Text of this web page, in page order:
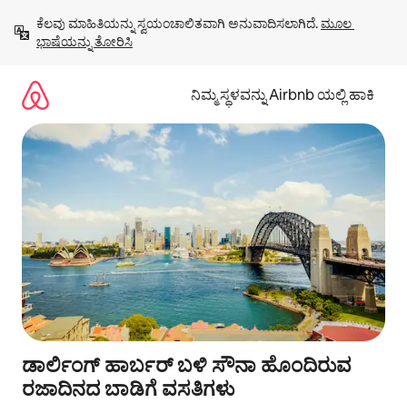
ಹೋಗಿ
ಕೆಲವು ಮಾಹಿತಿಯನ್ನು ಸ್ವಯಂಚಾಲಿತವಾಗಿ ಅನುವಾದಿಸಲಾಗಿದೆ. ಮೂಲ
ಭಾಷೆಯನ್ನು ತೋರಿಸಿ
ನಿಮ್ಮ ಸ್ಥಳವನ್ನು Airbnb ಯಲ್ಲಿ ಹಾಕಿ
ಡಾರ್ಲಿಂಗ್ ಹಾರ್ಬರ್ ಬಳಿ ಸೌನಾ ಹೊಂದಿರುವ
ರಜಾದಿನದ ಬಾಡಿಗೆ ವಸತಿಗಳು